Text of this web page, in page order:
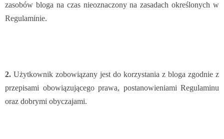
zasobów bloga na czas nieoznaczony na zasadach określonych w
Regulaminie.
2. Użytkownik zobowiązany jest do korzystania z bloga zgodnie z
przepisami obowiązującego prawa, postanowieniami Regulaminu
oraz dobrymi obyczajami.